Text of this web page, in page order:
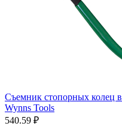
Съемник стопорных колец
Wynns Tools
540.59 ₽